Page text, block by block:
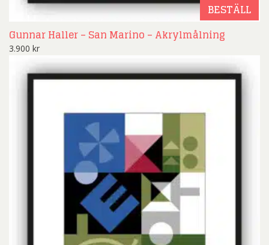
BESTÄLL
Gunnar Haller – San Marino – Akrylmålning
3.900 kr